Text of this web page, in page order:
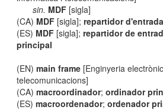
sin. MDF[sigla]
(CA) MDF [sigla];repartidor d'entrada
(ES) MDF [sigla];repartidor de
principal
(EN)main frame [Enginyeria
telecomunicacions]
(CA)macroordinador;ordinador
(ES)macroordenador;ordenador